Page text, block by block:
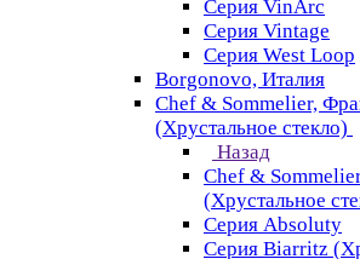
Серия VinArc
Серия Vintage
Серия West Loop
Borgonovo, Италия
Chef & Sommelier,
(Хрустальное стекло)
Назад
Chef &
(Хрустальное
Серия Absoluty
Серия Biarritz